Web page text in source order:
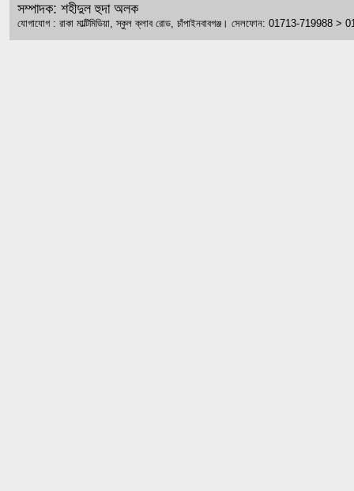
সম্পাদক: শহীদুল হুদা অলক
যোগাযোগ : রাকা মাল্টিমিডিয়া, স্কুল ক্লাব রোড, চাঁপাইনবাবগঞ্জ। সেলফোন: 01713-